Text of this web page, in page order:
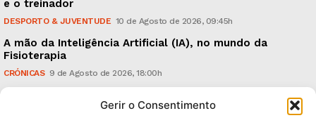
Gerir o Consentimento
e o treinador
DESPORTO & JUVENTUDE 10 de Agosto de 2026, 09:45h
A mão da Inteligência Artificial (IA), no mundo da
Fisioterapia
CRÓNICAS 9 de Agosto de 2026, 18:00h
18.926 espectadores